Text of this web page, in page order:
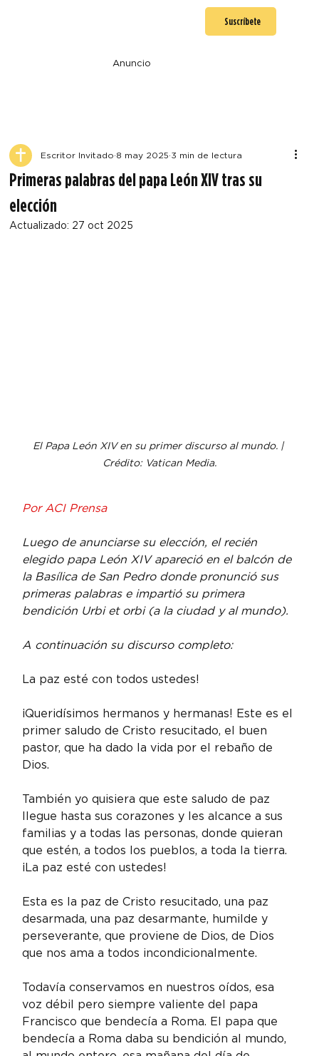
Suscríbete
Anuncio
Primeras palabras del papa León XIV tras su
elección
Escritor Invitado 8 may 2025 3 min de lectura
Actualizado: 27 oct 2025
El Papa León XIV en su primer discurso al mundo. |
Crédito: Vatican Media.
Por ACI Prensa
Luego de anunciarse su elección, el recién
elegido papa León XIV apareció en el balcón de
la Basílica de San Pedro donde pronunció sus
primeras palabras e impartió su primera
bendición Urbi et orbi (a la ciudad y al mundo).
A continuación su discurso completo:
La paz esté con todos ustedes!
¡Queridísimos hermanos y hermanas! Este es el
primer saludo de Cristo resucitado, el buen
pastor, que ha dado la vida por el rebaño de
Dios.
También yo quisiera que este saludo de paz
llegue hasta sus corazones y les alcance a sus
familias y a todas las personas, donde quieran
que estén, a todos los pueblos, a toda la tierra.
¡La paz esté con ustedes!
Esta es la paz de Cristo resucitado, una paz
desarmada, una paz desarmante, humilde y
perseverante, que proviene de Dios, de Dios
que nos ama a todos incondicionalmente.
Todavía conservamos en nuestros oídos, esa
voz débil pero siempre valiente del papa
Francisco que bendecía a Roma. El papa que
bendecía a Roma daba su bendición al mundo,